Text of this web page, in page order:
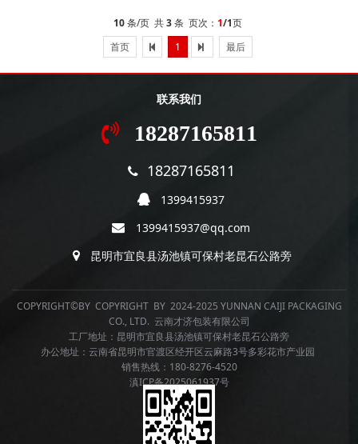
10条/页 共3条 页次： 1/1页
首页
1 最后
联系我们
18287165811
18287165811
1399415937
1399415937@qq.com
昆明市宜良县汤池镇可保村老昆石公路旁
COPYRIGHT©BY COPYRIGHT BY 2024-2025 YUNNAN CAIJI PACKAGING
CO., LTD. 云南才济包装有限公司
工厂地址：昆明市宜良县汤池镇可保村老昆石公路旁
办公地址：云南省昆明市官渡区经开区云麻路3号多彩花市产业园
销售热线：180-8276-4520
滇ICP备2025061937号